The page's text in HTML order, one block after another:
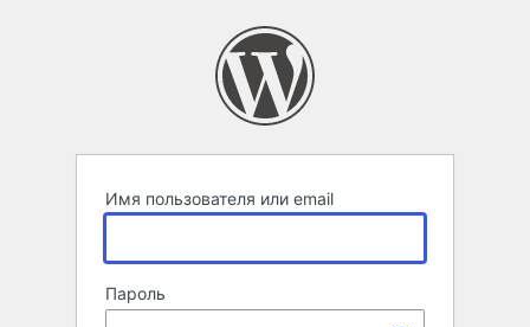
Имя пользователя или email
Пароль